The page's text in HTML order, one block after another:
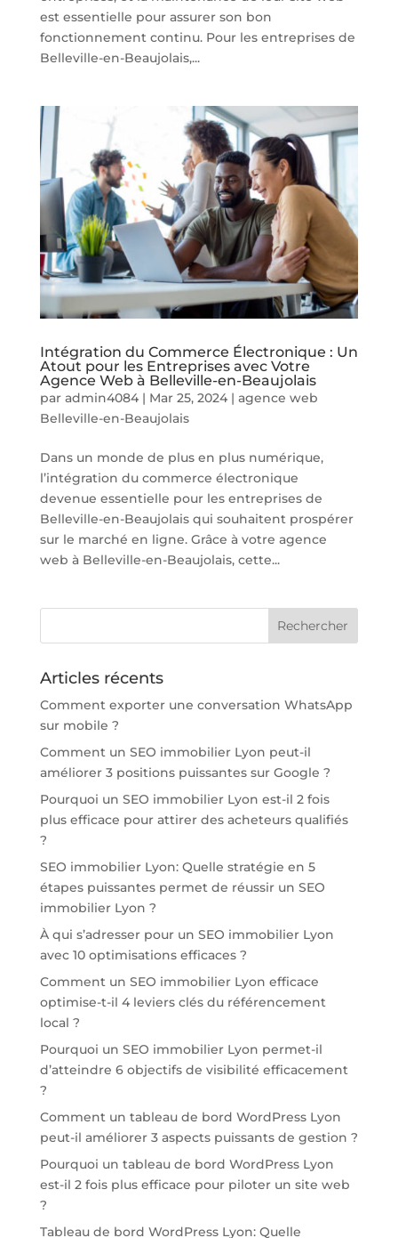
est essentielle pour assurer son bon
fonctionnement continu. Pour les entreprises de
Belleville-en-Beaujolais,...
Intégration du Commerce Électronique : Un
Atout pour les Entreprises avec Votre
Agence Web à Belleville-en-Beaujolais
par admin4084| Mar 25, 2024| agence web
Belleville-en-Beaujolais
Dans un monde de plus en plus numérique,
l’intégration du commerce électronique
devenue essentielle pour les entreprises de
Belleville-en-Beaujolais qui souhaitent prospérer
sur le marché en ligne. Grâce à votre agence
web à Belleville-en-Beaujolais, cette...
Articles récents
Comment exporter une conversation WhatsApp
sur mobile ?
Comment un SEO immobilier Lyon peut-il
améliorer 3 positions puissantes sur Google ?
Pourquoi un SEO immobilier Lyon est-il 2 fois
plus efficace pour attirer des acheteurs qualifiés
?
SEO immobilier Lyon: Quelle stratégie en 5
étapes puissantes permet de réussir un SEO
immobilier Lyon ?
À qui s’adresser pour un SEO immobilier Lyon
avec 10 optimisations efficaces ?
Comment un SEO immobilier Lyon efficace
optimise-t-il 4 leviers clés du référencement
local ?
Pourquoi un SEO immobilier Lyon permet-il
d’atteindre 6 objectifs de visibilité efficacement
?
Comment un tableau de bord WordPress Lyon
peut-il améliorer 3 aspects puissants de gestion ?
Pourquoi un tableau de bord WordPress Lyon
est-il 2 fois plus efficace pour piloter un site web
?
Tableau de bord WordPress Lyon: Quelle